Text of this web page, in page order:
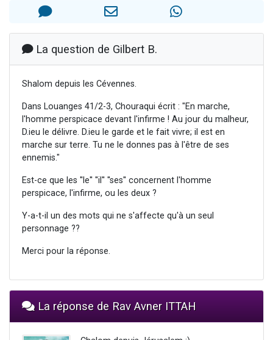
Il reste 49 places pour étudier en groupe sur Zoom
3 personnes viennent de nous rejoindre sur WhatsApp
3 personnes viennent de faire un don pour Événements Torah-Box
La question de Gilbert B.
Shalom depuis les Cévennes.
Dans Louanges 41/2-3, Chouraqui écrit : "En marche,
l'homme perspicace devant l'infirme ! Au jour du malheur,
D.ieu le délivre. D.ieu le garde et le fait vivre; il est en
marche sur terre. Tu ne le donnes pas à l'être de ses
ennemis."
Est-ce que les ''le'' ''il'' ''ses'' concernent l'homme
perspicace, l'infirme, ou les deux ?
Y-a-t-il un des mots qui ne s'affecte qu'à un seul
personnage ??
Merci pour la réponse.
La réponse de Rav Avner ITTAH